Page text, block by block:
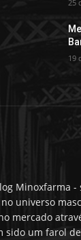
25
19
Minoxfarma
universo
mercado
sido um farol